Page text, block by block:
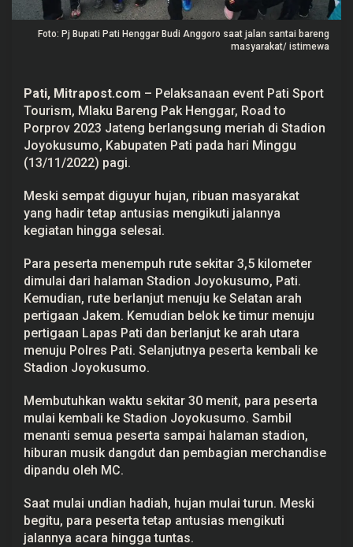
t
i
S
T
u
r
s
l
a
k
u
a
r
e
g
P
a
k
H
g
r
Foto: Pj Bupati Pati Henggar Budi Anggoro saat jalan santai bareng
masyarakat/ istimewa
Pati, Mitrapost.com – Pelaksanaan event Pati Sport
Tourism, Mlaku Bareng Pak Henggar, Road to
Porprov 2023 Jateng berlangsung meriah di Stadion
Joyokusumo, Kabupaten Pati pada hari Minggu
(13/11/2022) pagi.
Meski sempat diguyur hujan, ribuan masyarakat
yang hadir tetap antusias mengikuti jalannya
kegiatan hingga selesai.
Para peserta menempuh rute sekitar 3,5 kilometer
dimulai dari halaman Stadion Joyokusumo, Pati.
Kemudian, rute berlanjut menuju ke Selatan arah
pertigaan Jakem. Kemudian belok ke timur menuju
pertigaan Lapas Pati dan berlanjut ke arah utara
menuju Polres Pati. Selanjutnya peserta kembali ke
Stadion Joyokusumo.
Membutuhkan waktu sekitar 30 menit, para peserta
mulai kembali ke Stadion Joyokusumo. Sambil
menanti semua peserta sampai halaman stadion,
hiburan musik dangdut dan pembagian merchandise
dipandu oleh MC.
Saat mulai undian hadiah, hujan mulai turun. Meski
begitu, para peserta tetap antusias mengikuti
jalannya acara hingga tuntas.